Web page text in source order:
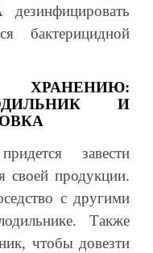
бактерицидной
И
завести
своей продукции.
с другими
Также
чтобы довезти